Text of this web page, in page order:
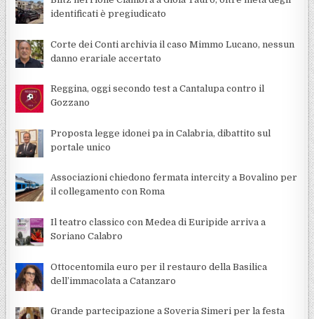
identificati è pregiudicato
Corte dei Conti archivia il caso Mimmo Lucano, nessun
danno erariale accertato
Reggina, oggi secondo test a Cantalupa contro il
Gozzano
Proposta legge idonei pa in Calabria, dibattito sul
portale unico
Associazioni chiedono fermata intercity a Bovalino per
il collegamento con Roma
Il teatro classico con Medea di Euripide arriva a
Soriano Calabro
Ottocentomila euro per il restauro della Basilica
dell’immacolata a Catanzaro
Grande partecipazione a Soveria Simeri per la festa